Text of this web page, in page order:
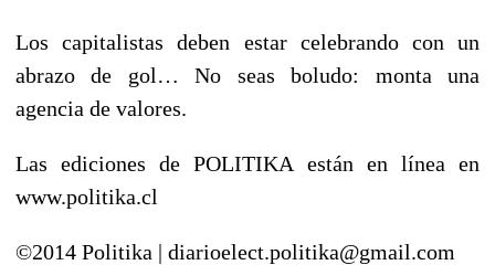
Los capitalistas deben estar celebrando con un
abrazo de gol… No seas boludo: monta una
agencia de valores.
Las ediciones de POLITIKA están en línea en
www.politika.cl
©2014 Politika | diarioelect.politika@gmail.com